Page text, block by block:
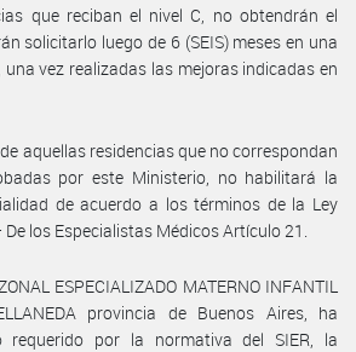
que reciban el nivel C, no obtendrán el
solicitarlo luego de 6 (SEIS) meses en una
vez realizadas las mejoras indicadas en
aquellas residencias que no correspondan
por este Ministerio, no habilitará la
de acuerdo a los términos de la Ley
los Especialistas Médicos Artículo 21.
ESPECIALIZADO MATERNO INFANTIL
provincia de Buenos Aires, ha
requerido por la normativa del SIER, la